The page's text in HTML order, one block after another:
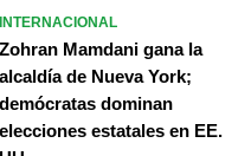
INTERNACIONAL
Zohran Mamdani gana la
alcaldía de Nueva York;
demócratas dominan
elecciones estatales en EE.